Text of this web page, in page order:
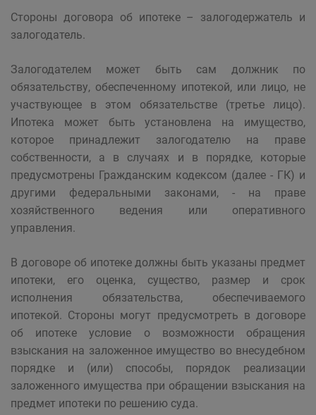
Стороны договора об ипотеке – залогодержатель и
залогодатель.
Залогодателем может быть сам должник по
обязательству, обеспеченному ипотекой, или лицо, не
участвующее в этом обязательстве (третье лицо).
Ипотека может быть установлена на имущество,
которое принадлежит залогодателю на праве
собственности, а в случаях и в порядке, которые
предусмотрены Гражданским кодексом (далее - ГК) и
другими федеральными законами, - на праве
хозяйственного ведения или оперативного
управления.
В договоре об ипотеке должны быть указаны предмет
ипотеки, его оценка, существо, размер и срок
исполнения обязательства, обеспечиваемого
ипотекой. Стороны могут предусмотреть в договоре
об ипотеке условие о возможности обращения
взыскания на заложенное имущество во внесудебном
порядке и (или) способы, порядок реализации
заложенного имущества при обращении взыскания на
предмет ипотеки по решению суда.